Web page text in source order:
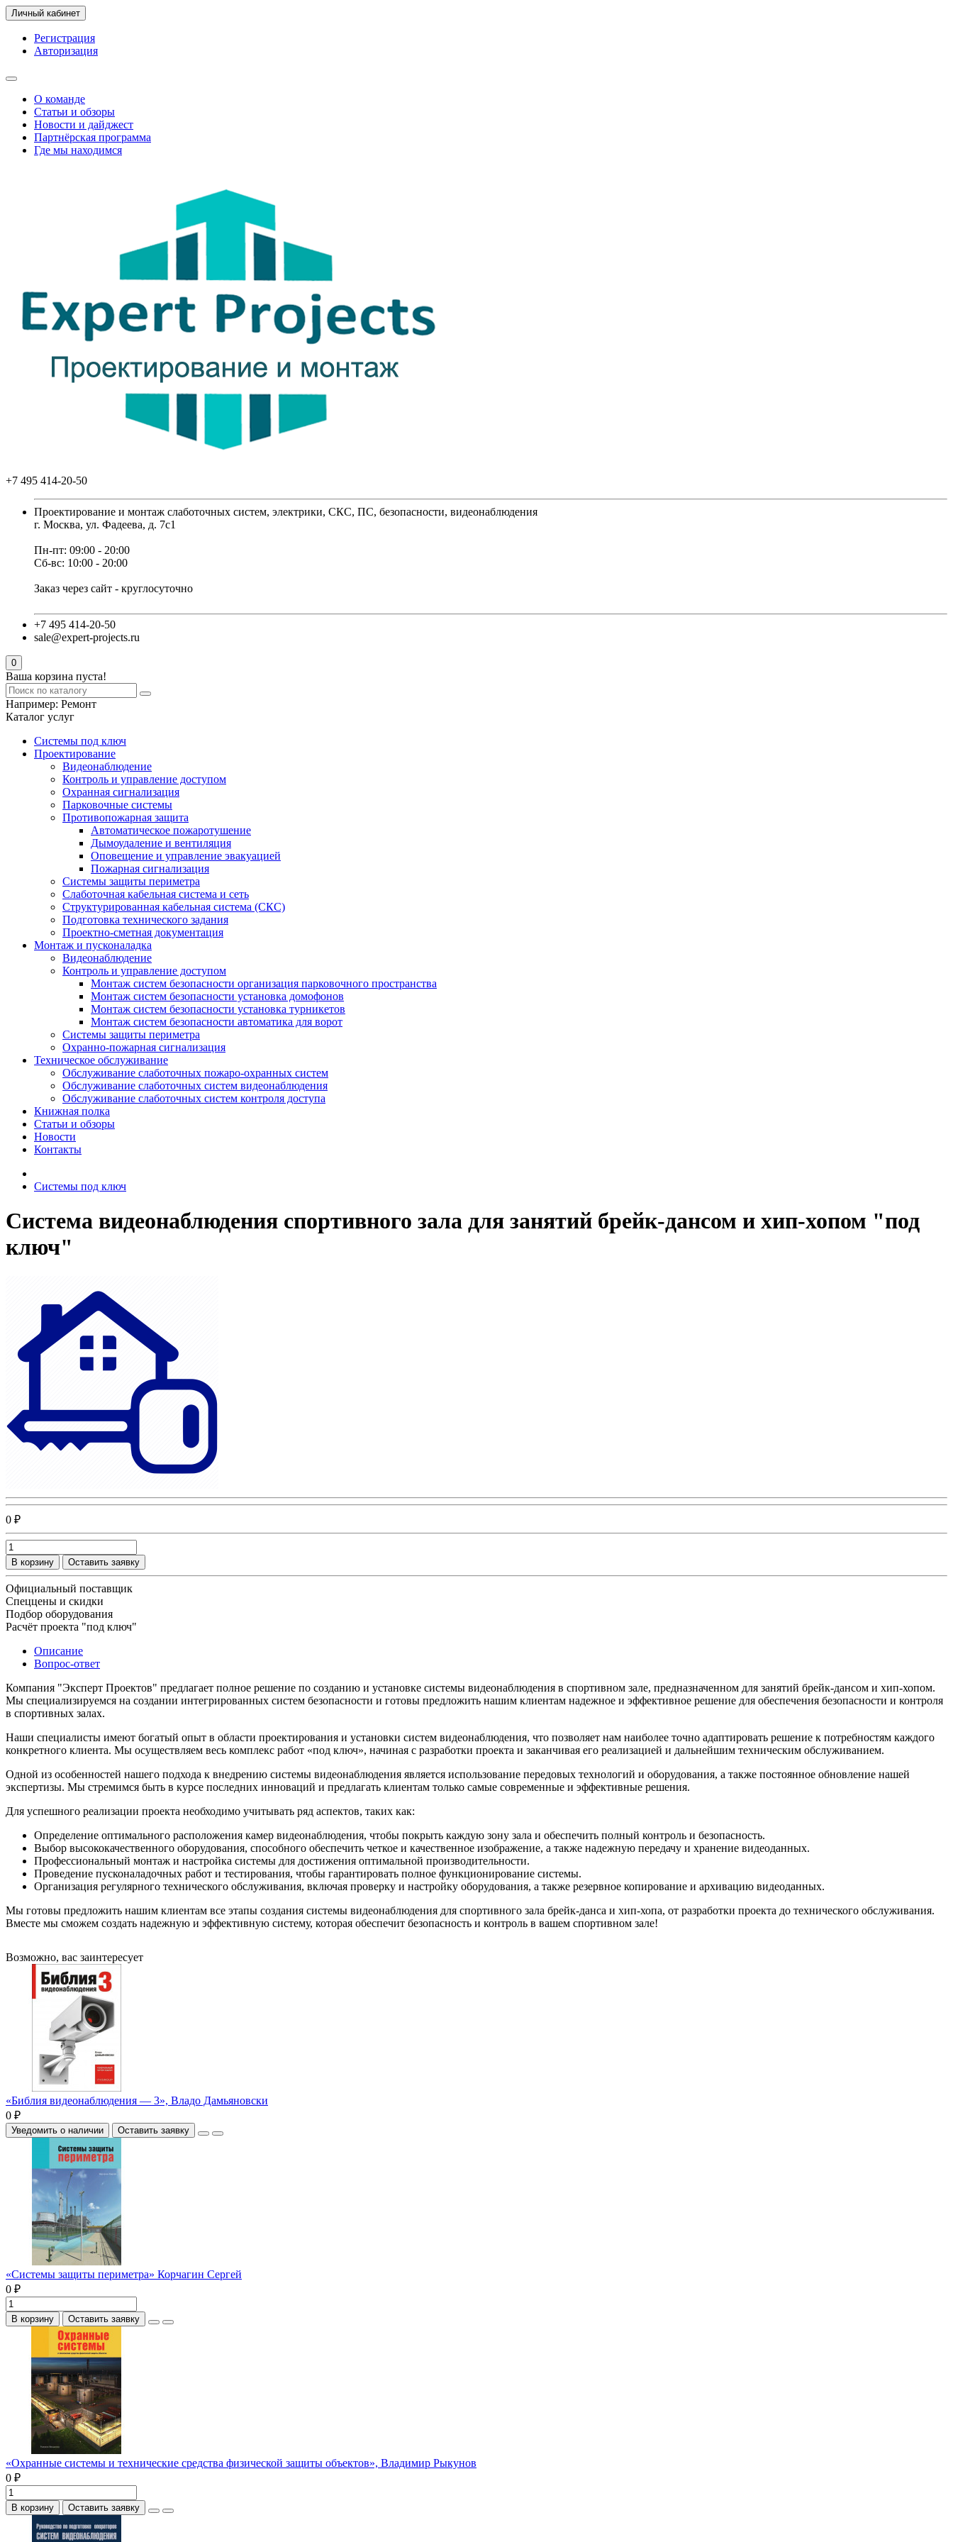
Личный кабинет
Регистрация
Авторизация
О команде
Статьи и обзоры
Новости и дайджест
Партнёрская программа
Где мы находимся
+7 495 414-20-50
Проектирование и монтаж слаботочных систем, электрики, СКС, ПС, безопасности, видеонаблюдения
г. Москва, ул. Фадеева, д. 7с1
Пн-пт: 09:00 - 20:00
Сб-вс: 10:00 - 20:00
Заказ через сайт - круглосуточно
+7 495 414-20-50
sale@expert-projects.ru
0
Ваша корзина пуста!
Например: Ремонт
Каталог услуг
Системы под ключ
Проектирование
Видеонаблюдение
Контроль и управление доступом
Охранная сигнализация
Парковочные системы
Противопожарная защита
Автоматическое пожаротушение
Дымоудаление и вентиляция
Оповещение и управление эвакуацией
Пожарная сигнализация
Системы защиты периметра
Слаботочная кабельная система и сеть
Структурированная кабельная система (СКС)
Подготовка технического задания
Проектно-сметная документация
Монтаж и пусконаладка
Видеонаблюдение
Контроль и управление доступом
Монтаж систем безопасности организация парковочного пространства
Монтаж систем безопасности установка домофонов
Монтаж систем безопасности установка турникетов
Монтаж систем безопасности автоматика для ворот
Системы защиты периметра
Охранно-пожарная сигнализация
Техническое обслуживание
Обслуживание слаботочных пожаро-охранных систем
Обслуживание слаботочных систем видеонаблюдения
Обслуживание слаботочных систем контроля доступа
Книжная полка
Статьи и обзоры
Новости
Контакты
Системы под ключ
Система видеонаблюдения спортивного зала для занятий брейк-дансом и хип-хопом "под
ключ"
0 ₽
В корзину Оставить заявку
Официальный поставщик
Спеццены и скидки
Подбор оборудования
Расчёт проекта "под ключ"
Описание
Вопрос-ответ
Компания "Эксперт Проектов" предлагает полное решение по созданию и установке системы видеонаблюдения в спортивном зале, предназначенном для занятий брейк-дансом и хип-хопом.
Мы специализируемся на создании интегрированных систем безопасности и готовы предложить нашим клиентам надежное и эффективное решение для обеспечения безопасности и контроля
в спортивных залах.
Наши специалисты имеют богатый опыт в области проектирования и установки систем видеонаблюдения, что позволяет нам наиболее точно адаптировать решение к потребностям каждого
конкретного клиента. Мы осуществляем весь комплекс работ «под ключ», начиная с разработки проекта и заканчивая его реализацией и дальнейшим техническим обслуживанием.
Одной из особенностей нашего подхода к внедрению системы видеонаблюдения является использование передовых технологий и оборудования, а также постоянное обновление нашей
экспертизы. Мы стремимся быть в курсе последних инноваций и предлагать клиентам только самые современные и эффективные решения.
Для успешного реализации проекта необходимо учитывать ряд аспектов, таких как:
Определение оптимального расположения камер видеонаблюдения, чтобы покрыть каждую зону зала и обеспечить полный контроль и безопасность.
Выбор высококачественного оборудования, способного обеспечить четкое и качественное изображение, а также надежную передачу и хранение видеоданных.
Профессиональный монтаж и настройка системы для достижения оптимальной производительности.
Проведение пусконаладочных работ и тестирования, чтобы гарантировать полное функционирование системы.
Организация регулярного технического обслуживания, включая проверку и настройку оборудования, а также резервное копирование и архивацию видеоданных.
Мы готовы предложить нашим клиентам все этапы создания системы видеонаблюдения для спортивного зала брейк-данса и хип-хопа, от разработки проекта до технического обслуживания.
Вместе мы сможем создать надежную и эффективную систему, которая обеспечит безопасность и контроль в вашем спортивном зале!
Возможно, вас заинтересует
«Библия видеонаблюдения — 3», Владо Дамьяновски
0 ₽
Уведомить о наличии Оставить заявку
«Системы защиты периметра» Корчагин Сергей
0 ₽
В корзину Оставить заявку
«Охранные системы и технические средства физической защиты объектов», Владимир Рыкунов
0 ₽
В корзину Оставить заявку